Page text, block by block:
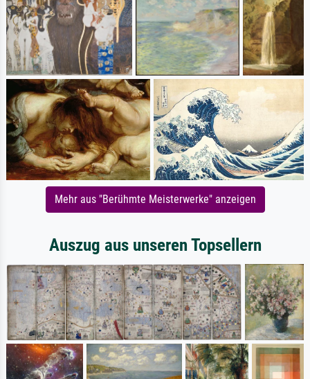
Mehr aus "Berühmte Meisterwerke" anzeigen
Auszug aus unseren Topsellern